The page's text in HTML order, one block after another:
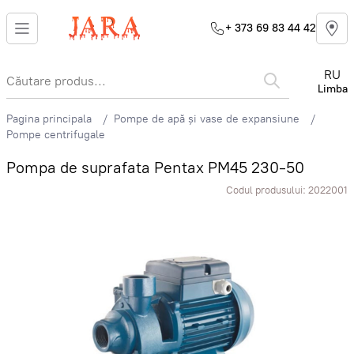
+ 373 69 83 44 42
RU
Limba
Pagina principala
Pompe de apă și vase de expansiune
Pompe centrifugale
Pompa de suprafata Pentax PM45 230-50
Codul produsului: 2022001